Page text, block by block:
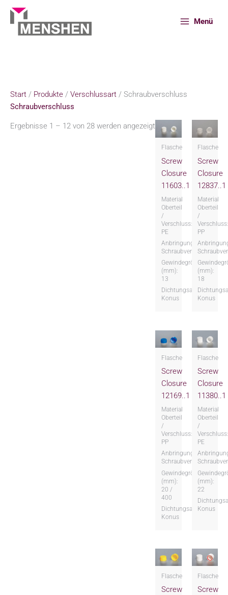
Zum
springen
Menü
Start / Produkte / Verschlussart / Schraubverschluss
Schraubverschluss
Ergebnisse 1 – 12 von 28 werden angezeigt
Flasche
Screw
Closure
11603..1
Material
Oberteil
/
Verschluss:
PE
Anbringungsart:
Schraubversion
Gewindegröße
(mm):
13
Dichtungsart:
Konus
Flasche
Screw
Closure
12837..1
Material
Oberteil
/
PP
(mm):
18
Konus
Flasche
Screw
Closure
12169..1
Material
Oberteil
/
Verschluss:
PP
Anbringungsart:
Schraubversion
Gewindegröße
(mm):
20 /
400
Dichtungsart:
Konus
Flasche
Screw
Closure
11380..1
Material
Oberteil
/
PE
(mm):
22
Konus
Flasche
Screw
Flasche
Screw